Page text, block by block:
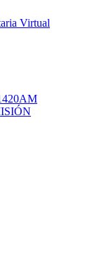
Virtual